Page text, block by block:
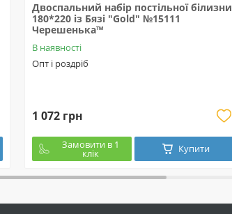
Двоспальний набір постільної білизни
180*220 із Бязі "Gold" №15111
Черешенька™
В наявності
Опт і роздріб
1 072 грн
Замовити в 1
клік Купити